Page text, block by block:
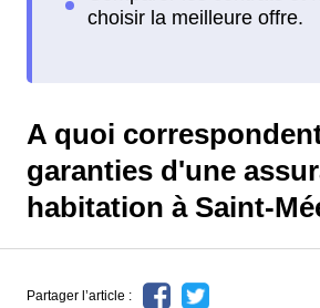
A quoi
garanties d'une
habitation à Saint-
Partager l’article :